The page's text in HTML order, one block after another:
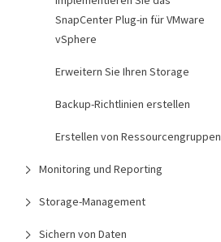
SnapCenter Plug-in für VMware
vSphere
Erweitern Sie Ihren Storage
Backup-Richtlinien erstellen
Erstellen von Ressourcengruppen
Monitoring und Reporting
Storage-Management
Sichern von Daten